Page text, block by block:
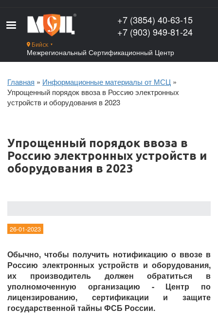
основному
содержанию
Бийск ▼
Межрегиональный Сертификационный Центр
+7 (3854) 40-63-15
+7 (903) 949-81-24
Строка
навигации
Главная
Информационные материалы от МСЦ
Упрощенный порядок ввоза в Россию электронных
устройств и оборудования в 2023
Упрощенный порядок ввоза в
Россию электронных устройств и
оборудования в 2023
26-01-2023
Обычно, чтобы получить нотификацию о ввозе в
Россию электронных устройств и оборудования,
их производитель должен обратиться в
уполномоченную организацию - Центр по
лицензированию, сертификации и защите
государственной тайны ФСБ России.